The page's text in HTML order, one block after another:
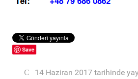
Save
14 Haziran 2017 tarihinde